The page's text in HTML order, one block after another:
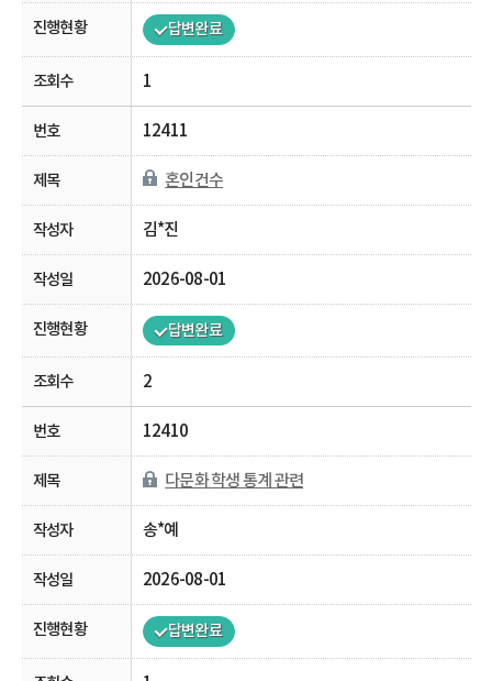
답변완료
1
12411
혼인건수
김*진
2026-08-01
답변완료
2
12410
다문화 학생 통계 관련
송*예
2026-08-01
답변완료